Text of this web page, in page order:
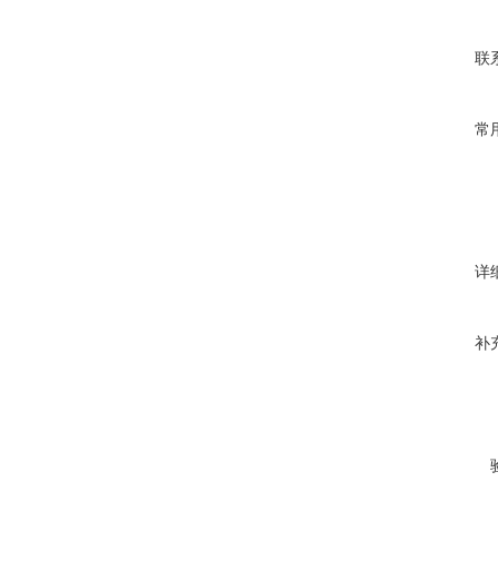
联
常
详
补